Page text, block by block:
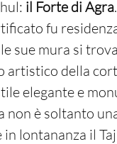
il Forte di Agra
fu
sue mura si
artistico della
elegante e
non è soltanto
lontananza il